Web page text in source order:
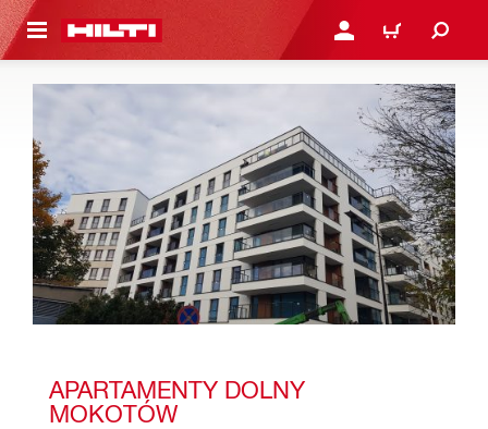
GŁÓWNEJ ZALOGUJ SIĘ LUB
KOSZYK
APARTAMENTY DOLNY
MOKOTÓW